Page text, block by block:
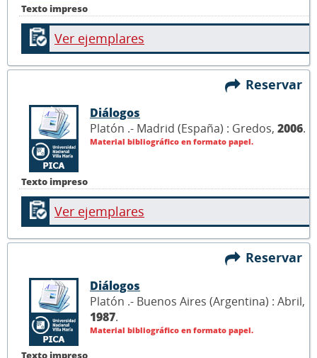
Texto impreso
Ver ejemplares
Reservar
Texto impreso
Diálogos
Platón .- Madrid (España) : Gredos, 2006.
Material bibliográfico en formato papel.
Ver ejemplares
Reservar
Texto impreso
Diálogos
Platón .- Buenos Aires (Argentina) : Abril,
1987.
Material bibliográfico en formato papel.